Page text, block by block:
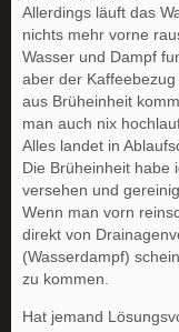
Allerdings läuft das
nichts mehr vorne
Wasser und Dampf
aber der
aus Brüheinheit
man auch nix
Alles landet in
Die Brüheinheit habe
versehen und
Wenn man vorn
direkt von
(Wasserdampf)
zu kommen.
Hat jemand